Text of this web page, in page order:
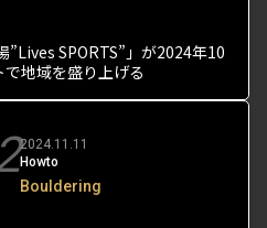
”Lives SPORTS”」が2024年10
地域を盛り上げる
2024.11.11
Howto
Bouldering